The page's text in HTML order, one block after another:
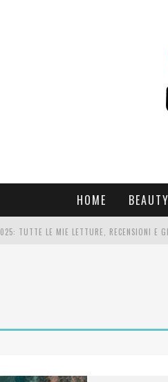
HOME BEAUTY
TUTTE LE MIE LETTURE, RECENSIONI E